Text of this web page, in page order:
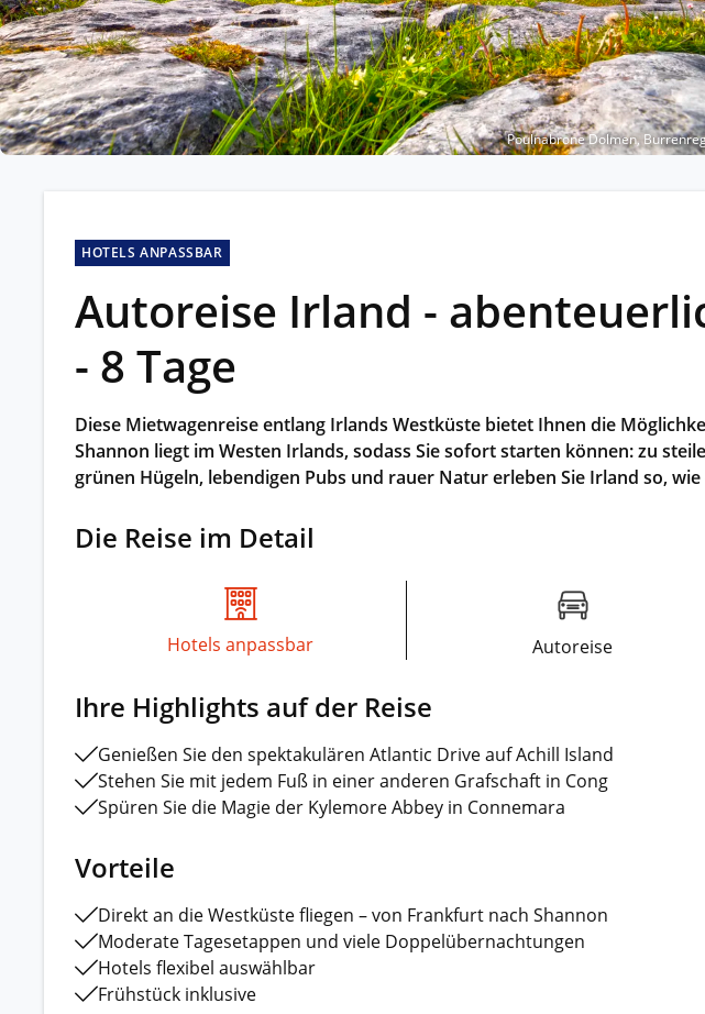
Kleingruppenreisen
Reisen in kleinen Gruppen mit max.
Teilnehmern – persönlich, intensiv
entspannt.
Alle Gruppenreisen
Eine Stadt als
Erkundungen
Alle
Poulnabrone Dolmen,
HOTELS ANPASSBAR
Autoreise Irland -
- 8 Tage
Diese Mietwagenreise entlang Irlands Westküste bietet Ihnen die
Shannon liegt im Westen Irlands, sodass Sie sofort starten können: zu
grünen Hügeln, lebendigen Pubs und rauer Natur erleben Sie Irland so,
Die Reise im Detail
Hotels anpassbar Autoreise
Ihre Highlights auf der Reise
Genießen Sie den spektakulären Atlantic Drive auf Achill Island
Stehen Sie mit jedem Fuß in einer anderen Grafschaft in Cong
Spüren Sie die Magie der Kylemore Abbey in Connemara
Vorteile
Direkt an die Westküste fliegen – von Frankfurt nach Shannon
Moderate Tagesetappen und viele Doppelübernachtungen
Hotels flexibel auswählbar
Frühstück inklusive